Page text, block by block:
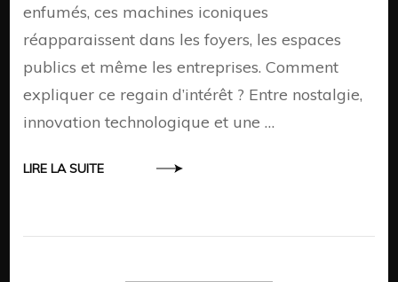
enfumés, ces machines iconiques
réapparaissent dans les foyers, les espaces
publics et même les entreprises. Comment
expliquer ce regain d’intérêt ? Entre nostalgie,
innovation technologique et une …
LIRE LA SUITE